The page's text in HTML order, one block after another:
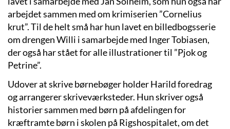
arbejdet sammen med om krimiserien ”Cornelius
krut”. Til de helt små har hun lavet en billedbogsserie
om drengen Willi i samarbejde med Inger Tobiasen,
der også har stået for alle illustrationer til ”Pjok og
Petrine”.
Udover at skrive børnebøger holder Harild foredrag
og arrangerer skriveværksteder. Hun skriver også
historier sammen med børn på afdelingen for
kræftramte børn i skolen på Rigshospitalet, om det